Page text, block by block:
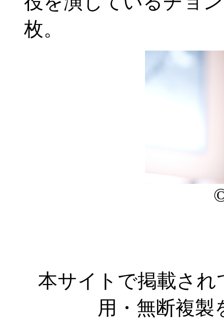
枚。
本サイトで掲載され
用・無断複製